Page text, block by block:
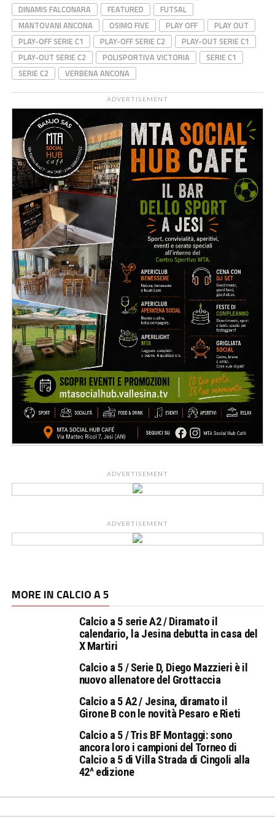
DINAMIS FALCONARA
FEATURED
FUTSAL
MANTOVANI ANCONA
OSIMO FIVE PLAY OFF
PLAY OUT
PLAY-OFF SERIE C1
PLAY-OFF SERIE C2
PLAY-OUT SERIE C1
PLAY-OUT SERIE C2
POLISPORTIVA VICTORIA
SERIE C1
SERIE C2
VERBENA ANCONA
ADVERTISEMENT
ADVERTISEMENT
ADVERTISEMENT
MORE IN CALCIO A 5
Calcio a 5 serie A2 / Diramato il
calendario, la Jesina debutta in casa del
X Martiri
Calcio a 5 / Serie D, Diego Mazzieri è il
nuovo allenatore del Grottaccia
Calcio a 5 A2 / Jesina, diramato il
Girone B con le novità Pesaro e Rieti
Calcio a 5 / Tris BF Montaggi: sono
ancora loro i campioni del Torneo di
Calcio a 5 di Villa Strada di Cingoli alla
42^ edizione